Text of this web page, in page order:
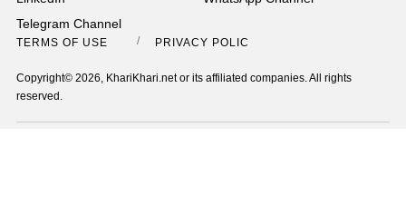
Telegram Channel
TERMS OF USE PRIVACY POLICY
Copyright© 2026, KhariKhari.net or its affiliated companies. All rights
reserved.